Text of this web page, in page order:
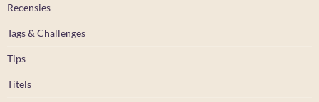
Recensies
Tags & Challenges
Tips
Titels